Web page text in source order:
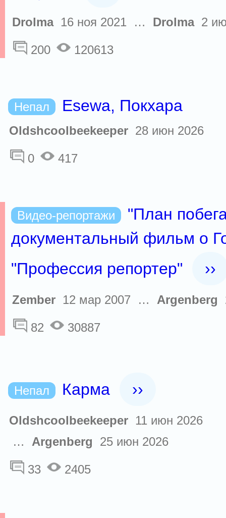
Drolma16 ноя 2021 … Drolma2
200 120613
Непал Esewa, Покхара
Oldshcoolbeekeeper 28 июн 2026
0 417
Видео-репортажи
"План
документальный фильм о
"Профессия репортер"
››
Zember 12 мар 2007 … Argenberg
82 30887
Непал Карма ››
Oldshcoolbeekeeper 11 июн 2026
… Argenberg 25 июн 2026
33 2405